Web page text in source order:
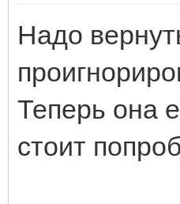
Надо
Теперь она
стоит